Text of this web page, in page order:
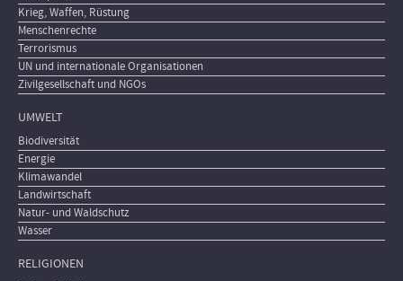
Krieg, Waffen, Rüstung
Menschenrechte
Terrorismus
UN und internationale Organisationen
Zivilgesellschaft und NGOs
UMWELT
Biodiversität
Energie
Klimawandel
Landwirtschaft
Natur- und Waldschutz
Wasser
RELIGIONEN